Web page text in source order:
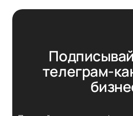
телеграм-